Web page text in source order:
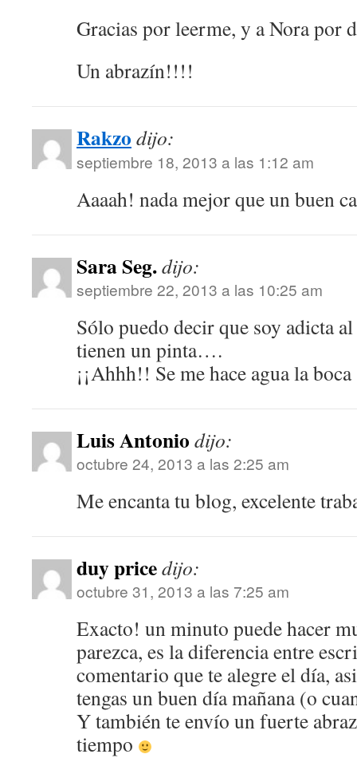
Gracias por leerme, y a Nora por
Un abrazín!!!!
Rakzo dijo:
septiembre 18, 2013 a las 1:12 am
Aaaah! nada mejor que un buen
Sara Seg.dijo:
septiembre 22, 2013 a las 10:25 am
Sólo puedo decir que soy adicta
tienen un pinta….
¡¡Ahhh!! Se me hace agua la boca
Luis Antonio dijo:
octubre 24, 2013 a las 2:25 am
Me encanta tu blog, excelente
duy pricedijo:
octubre 31, 2013 a las 7:25 am
Exacto! un minuto puede hacer
parezca, es la diferencia entre
comentario que te alegre el día,
tengas un buen día mañana (o
Y también te envío un fuerte
tiempo